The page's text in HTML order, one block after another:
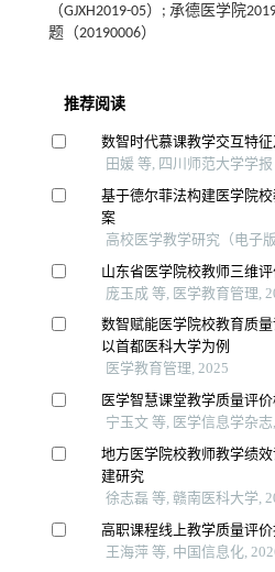
（GJXH2019-05）; 承德医学院
题（20190006）